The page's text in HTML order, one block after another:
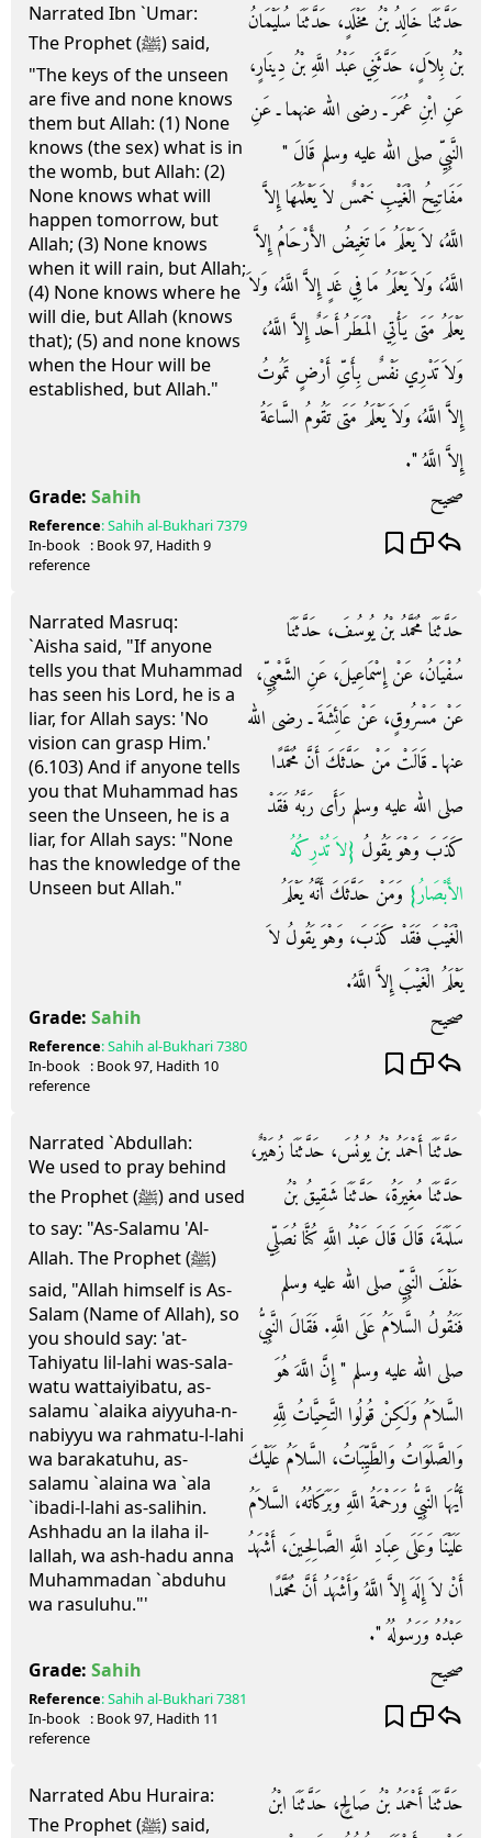
Narrated Ibn `Umar:
The Prophet (ﷺ) said,
"The keys of the unseen
are five and none knows
them but Allah: (1) None
knows (the sex) what is in
the womb, but Allah: (2)
None knows what will
happen tomorrow, but
Allah; (3) None knows
when it will rain, but Allah;
(4) None knows where he
will die, but Allah (knows
that); (5) and none knows
when the Hour will be
established, but Allah."
حَدَّثَنَا خَالِدُ بْنُ مَخْلَدٍ، حَدَّثَنَا سُلَيْمَانُ
بْنُ بِلاَلٍ، حَدَّثَنِي عَبْدُ اللَّهِ بْنُ دِينَارٍ،
عَنِ ابْنِ عُمَرَ ـ رضى الله عنهما ـ عَنِ
النَّبِيِّ صلى الله عليه وسلم قَالَ ‏"‏
مَفَاتِيحُ الْغَيْبِ خَمْسٌ لاَ يَعْلَمُهَا إِلاَّ
اللَّهُ، لاَ يَعْلَمُ مَا تَغِيضُ الأَرْحَامُ إِلاَّ
اللَّهُ، وَلاَ يَعْلَمُ مَا فِي غَدٍ إِلاَّ اللَّهُ، وَلاَ
يَعْلَمُ مَتَى يَأْتِي الْمَطَرُ أَحَدٌ إِلاَّ اللَّهُ،
وَلاَ تَدْرِي نَفْسٌ بِأَىِّ أَرْضٍ تَمُوتُ
إِلاَّ اللَّهُ، وَلاَ يَعْلَمُ مَتَى تَقُومُ السَّاعَةُ
إِلاَّ اللَّهُ ‏"‏‏.‏
Grade: Sahih صحيح
Reference:Sahih al-Bukhari7379
In-book
reference
: Book97, Hadith 9
Narrated Masruq:
`Aisha said, "If anyone
tells you that Muhammad
has seen his Lord, he is a
liar, for Allah says: 'No
vision can grasp Him.'
(6.103) And if anyone tells
you that Muhammad has
seen the Unseen, he is a
liar, for Allah says: "None
has the knowledge of the
Unseen but Allah."
حَدَّثَنَا مُحَمَّدُ بْنُ يُوسُفَ، حَدَّثَنَا
سُفْيَانُ، عَنْ إِسْمَاعِيلَ، عَنِ الشَّعْبِيِّ،
عَنْ مَسْرُوقٍ، عَنْ عَائِشَةَ ـ رضى الله
عنها ـ قَالَتْ مَنْ حَدَّثَكَ أَنَّ مُحَمَّدًا
صلى الله عليه وسلم رَأَى رَبَّهُ فَقَدْ
كَذَبَ وَهْوَ يَقُولُ ‏ {‏لاَ تُدْرِكُهُ
الأَبْصَارُ‏} ‏ وَمَنْ حَدَّثَكَ أَنَّهُ يَعْلَمُ
الْغَيْبَ فَقَدْ كَذَبَ، وَهْوَ يَقُولُ لاَ
يَعْلَمُ الْغَيْبَ إِلاَّ اللَّهُ‏.‏
Grade: Sahih صحيح
Reference:Sahih al-Bukhari7380
In-book
reference
: Book97, Hadith 10
Narrated `Abdullah:
We used to pray behind
the Prophet (ﷺ) and used
to say: "As-Salamu 'Al-
Allah. The Prophet (ﷺ)
said, "Allah himself is As-
Salam (Name of Allah), so
you should say: 'at-
Tahiyatu lil-lahi was-sala-
watu wattaiyibatu, as-
salamu `alaika aiyyuha-n-
nabiyyu wa rahmatu-l-lahi
wa barakatuhu, as-
salamu `alaina wa `ala
`ibadi-l-lahi as-salihin.
Ashhadu an la ilaha il-
lallah, wa ash-hadu anna
Muhammadan `abduhu
wa rasuluhu."'
حَدَّثَنَا أَحْمَدُ بْنُ يُونُسَ، حَدَّثَنَا زُهَيْرٌ،
حَدَّثَنَا مُغِيرَةُ، حَدَّثَنَا شَقِيقُ بْنُ
سَلَمَةَ، قَالَ قَالَ عَبْدُ اللَّهِ كُنَّا نُصَلِّي
خَلْفَ النَّبِيِّ صلى الله عليه وسلم
فَنَقُولُ السَّلاَمُ عَلَى اللَّهِ‏.‏ فَقَالَ النَّبِيُّ
صلى الله عليه وسلم ‏"‏ إِنَّ اللَّهَ هُوَ
السَّلاَمُ وَلَكِنْ قُولُوا التَّحِيَّاتُ لِلَّهِ
وَالصَّلَوَاتُ وَالطَّيِّبَاتُ، السَّلاَمُ عَلَيْكَ
أَيُّهَا النَّبِيُّ وَرَحْمَةُ اللَّهِ وَبَرَكَاتُهُ، السَّلاَمُ
عَلَيْنَا وَعَلَى عِبَادِ اللَّهِ الصَّالِحِينَ، أَشْهَدُ
أَنْ لاَ إِلَهَ إِلاَّ اللَّهُ وَأَشْهَدُ أَنَّ مُحَمَّدًا
عَبْدُهُ وَرَسُولُهُ ‏"‏‏.‏
Grade: Sahih صحيح
Reference:Sahih al-Bukhari7381
In-book
reference
: Book97, Hadith 11
Narrated Abu Huraira:
The Prophet (ﷺ) said,
حَدَّثَنَا أَحْمَدُ بْنُ صَالِحٍ، حَدَّثَنَا ابْنُ